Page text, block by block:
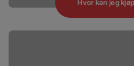
Hvor kan jeg